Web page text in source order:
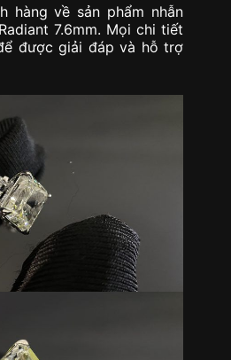
hàng về sản phẩm nhẫn
7.6mm. Mọi chi tiết
được giải đáp và hỗ trợ